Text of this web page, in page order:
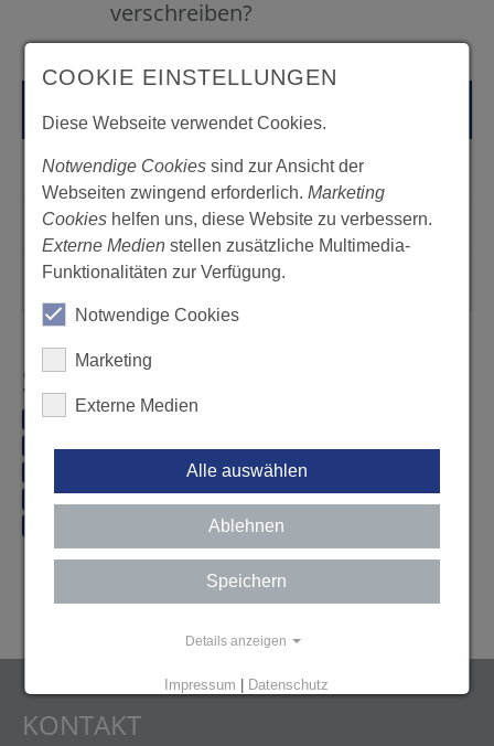
verschreiben?
Kategorien
Praxisverwaltung/Patientendaten
Praxisübergabe/Tätigkeitsaufgabe
Ausübung des zahnärztlichen Berufs
Schlagworte
Sign-Pad (1)
Anamnesebogen (1)
Röntgenbilder (4)
Weitergabe (2)
Patient (1)
Schweigepflicht (1)
Praxisklinik (1)
Mitarbeiter (1)
Terminvereinbarung (1)
KONTAKT
COOKIE EINSTELLUNGEN
Diese Webseite verwendet Cookies.
Notwendige Cookiessind zur Ansicht der
Webseiten zwingend erforderlich.Marketing
Cookies helfen uns, diese Website zu verbessern.
Externe Medienstellen zusätzliche Multimedia-
Funktionalitäten zur Verfügung.
Notwendige Cookies
Marketing
Externe Medien
Alle auswählen
Ablehnen
Speichern
Details anzeigen
Impressum | Datenschutz